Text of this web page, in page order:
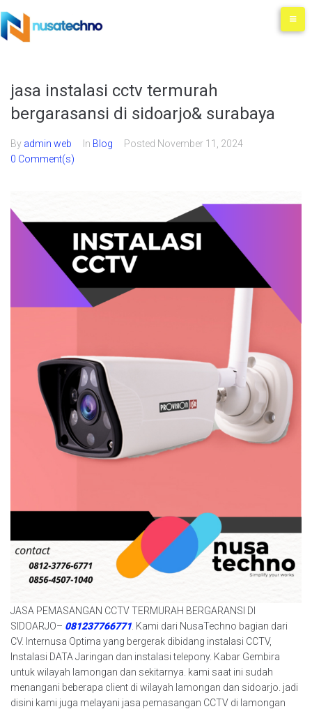
jasa instalasi cctv termurah
bergarasansi di sidoarjo& surabaya
By admin web In Blog Posted November 11, 2024
0 Comment(s)
JASA PEMASANGAN CCTV TERMURAH BERGARANSI DI
SIDOARJO– 081237766771 . Kami dari NusaTechno bagian dari
CV. Internusa Optima yang bergerak dibidang instalasi CCTV,
Instalasi DATA Jaringan dan instalasi telepony. Kabar Gembira
untuk wilayah lamongan dan sekitarnya. kami saat ini sudah
menangani beberapa client di wilayah lamongan dan sidoarjo. jadi
disini kami juga melayani jasa pemasangan CCTV di lamongan